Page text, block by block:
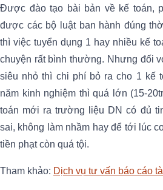
Được đào tạo bài bản về kế toán,
được các bộ luật ban hành đúng
thì việc tuyển dụng 1 hay nhiều kế
chuyện rất bình thường. Nhưng đối
siêu nhỏ thì chi phí bỏ ra cho 1 kế
năm kinh nghiệm thì quá lớn (15-
toán mới ra trường liệu DN có đủ
sai, không làm nhầm hay để tới lúc
tiền phạt còn quá tội.
Tham khảo: Dịch vụ tư vấn báo cáo